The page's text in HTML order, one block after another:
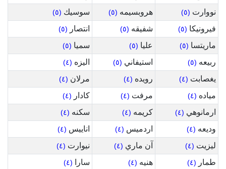
نووارت (٥) هروبسيمه (٥) سوسيك (٥)
فيرونيكا (٥) شفيقه (٥) انتصار (٥)
ماريتسا (٥) عليا (٥) سميا (٥)
ربيعه (٥) استيفاني (٥) اليزه (٤)
يغصابت (٤) رويده (٤) مرلان (٤)
مياده (٤) مرفت (٤) كادار (٤)
ارمانوهي (٤) كريمه (٤) سكنه (٤)
وديعه (٤) اردميس (٤) اناييس (٤)
ليزيت (٤) آن ماري (٤) نيوارت (٤)
طمار (٤) هنيه (٤) سارا (٤)